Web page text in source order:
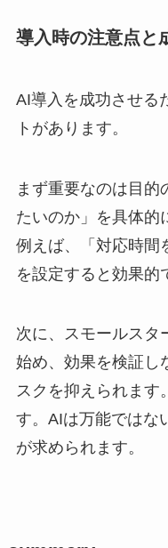
導入時の注意点と
AI導入を成功させる
トがあります。
まず重要なのは目的
たいのか」を具体的
例えば、「対応時間
を設定すると効果的
次に、スモールスタ
始め、効果を検証し
スクを抑えられます
す。AIは万能ではな
が求められます。